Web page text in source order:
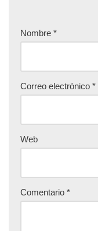
Nombre *
Correo electrónico *
Web
Comentario *